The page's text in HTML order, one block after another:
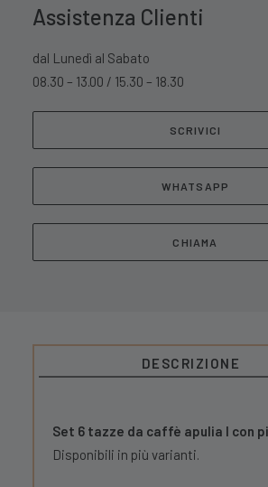
Assistenza Clienti
dal Lunedì al Sabato
08.30 – 13.00 / 15.30 – 18.30
SCRIVICI
WHATSAPP
CHIAMA
DESCRIZIONE
Set 6 tazze da caffè apulia I con
Disponibili in più varianti.